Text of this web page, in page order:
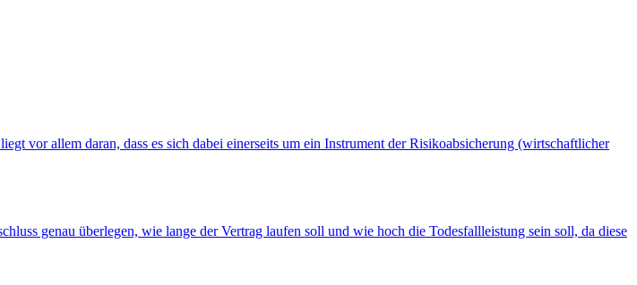
vor allem daran, dass es sich dabei einerseits um ein Instrument der Risikoabsicherung (wirtschaftlicher
genau überlegen, wie lange der Vertrag laufen soll und wie hoch die Todesfallleistung sein soll, da diese